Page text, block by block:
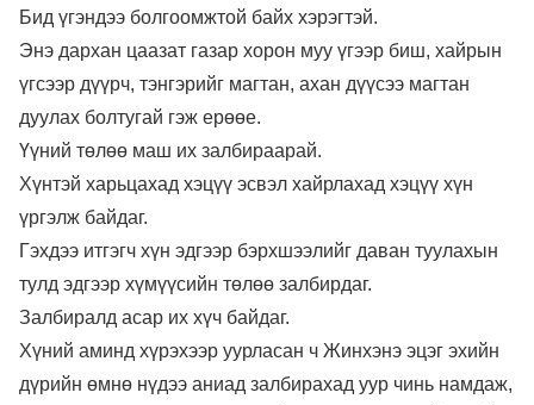
Бид үгэндээ болгоомжтой байх хэрэгтэй.
Энэ дархан цаазат газар хорон муу үгээр биш, хайрын
үгсээр дүүрч, тэнгэрийг магтан, ахан дүүсээ магтан
дуулах болтугай гэж ерөөе.
Үүний төлөө маш их залбираарай.
Хүнтэй харьцахад хэцүү эсвэл хайрлахад хэцүү хүн
үргэлж байдаг.
Гэхдээ итгэгч хүн эдгээр бэрхшээлийг даван туулахын
тулд эдгээр хүмүүсийн төлөө залбирдаг.
Залбиралд асар их хүч байдаг.
Хүний аминд хүрэхээр уурласан ч Жинхэнэ эцэг эхийн
дүрийн өмнө нүдээ аниад залбирахад уур чинь намдаж,